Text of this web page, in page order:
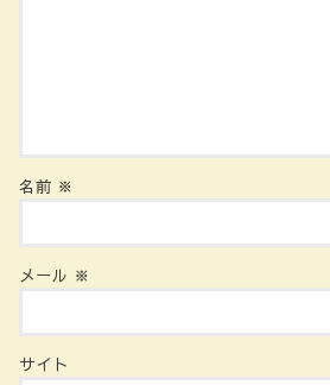
名前 ※
メール ※
サイト